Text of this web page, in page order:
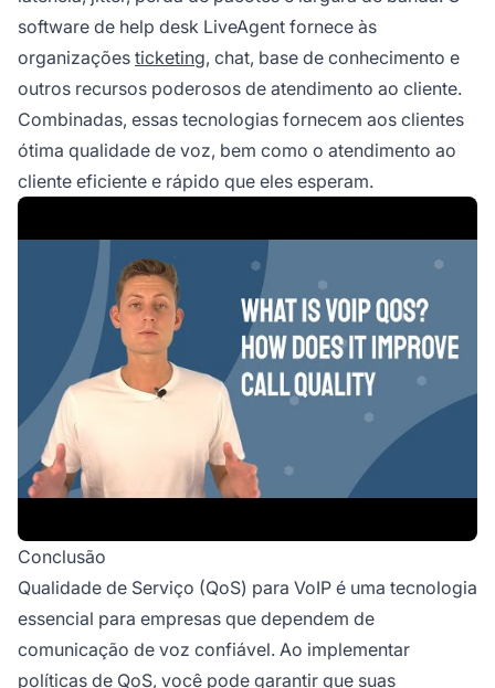
software de help desk LiveAgent fornece às
organizações ticketing, chat, base de conhecimento e
outros recursos poderosos de atendimento ao cliente.
Combinadas, essas tecnologias fornecem aos clientes
ótima qualidade de voz, bem como o atendimento ao
cliente eficiente e rápido que eles esperam.
Conclusão
Qualidade de Serviço (QoS) para VoIP é uma tecnologia
essencial para empresas que dependem de
comunicação de voz confiável. Ao implementar
políticas de QoS, você pode garantir que suas